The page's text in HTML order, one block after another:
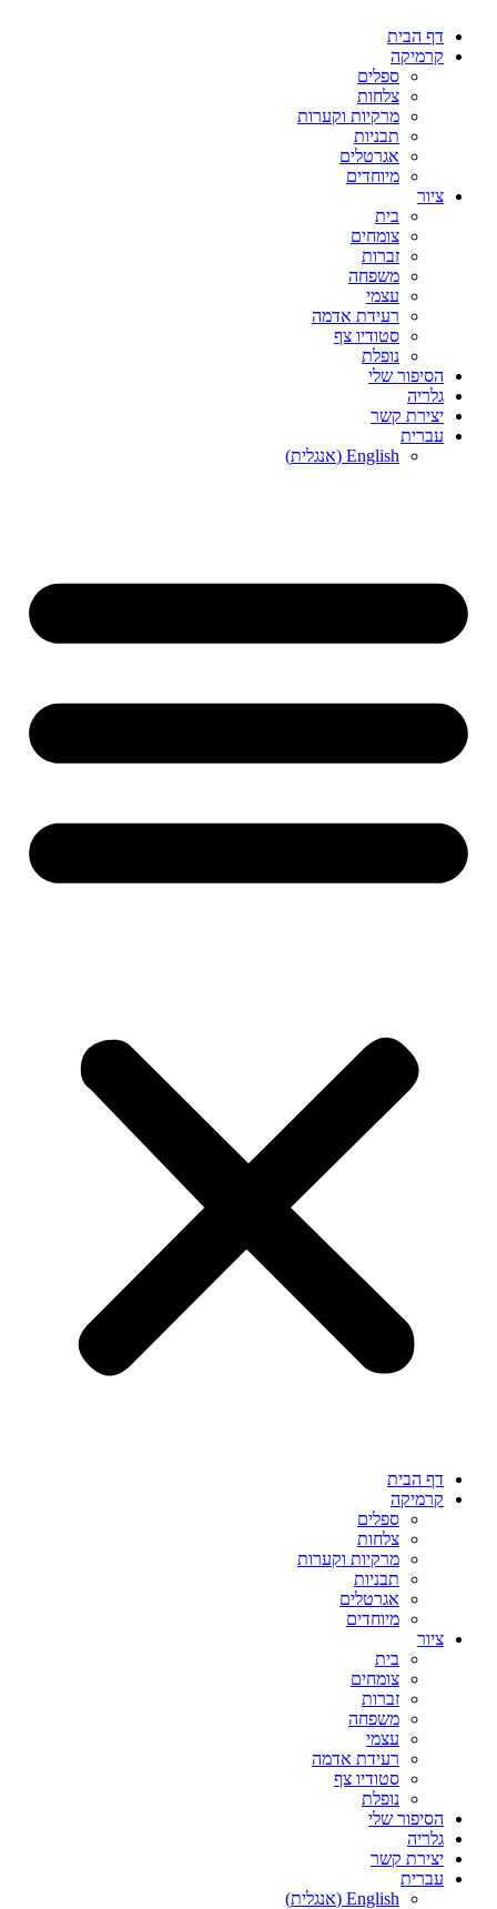
לתוכן
דף הבית
קרמיקה
ספלים
צלחות
מרקיות וקערות
תבניות
אגרטלים
מיוחדים
ציור
בית
צומחים
זברות
משפחה
עצמי
רעידת אדמה
סטודיו צף
נופלת
הסיפור שלי
גלריה
יצירת קשר
עברית
English
(אנגלית)
דף הבית
קרמיקה
ספלים
צלחות
מרקיות וקערות
תבניות
אגרטלים
מיוחדים
ציור
בית
צומחים
זברות
משפחה
עצמי
רעידת אדמה
סטודיו צף
נופלת
הסיפור שלי
גלריה
יצירת קשר
עברית
English
(אנגלית)